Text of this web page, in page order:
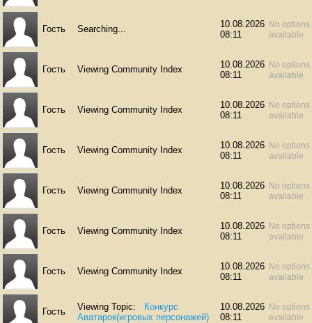
Гость Searching...
10.08.2026
08:11
No options
available
Гость Viewing Community Index
10.08.2026
08:11
No options
available
Гость Viewing Community Index
10.08.2026
08:11
No options
available
Гость Viewing Community Index
10.08.2026
08:11
No options
available
Гость Viewing Community Index
10.08.2026
08:11
No options
available
Гость Viewing Community Index
10.08.2026
08:11
No options
available
Гость Viewing Community Index
10.08.2026
08:11
No options
available
Гость Viewing Topic:
Конкурс
Аватарок(игровых персонажей)
10.08.2026
08:11
No options
available